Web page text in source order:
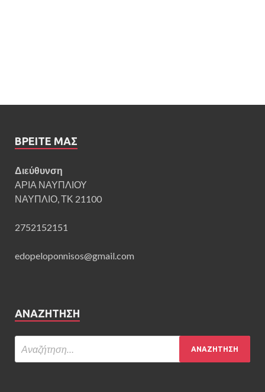
ΒΡΕΊΤΕ ΜΑΣ
Διεύθυνση
ΑΡΙΑ ΝΑΥΠΛΙΟΥ
ΝΑΥΠΛΙΟ, ΤΚ 21100
2752152151
edopeloponnisos@gmail.com
ΑΝΑΖΉΤΗΣΗ